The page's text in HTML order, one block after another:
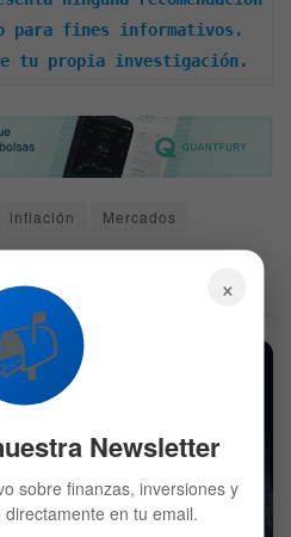
para fines informativos.
tu propia investigación.
inflación Mercados
mixto por reportes
×
Newsletter
sobre finanzas, inversiones y
en tu email.